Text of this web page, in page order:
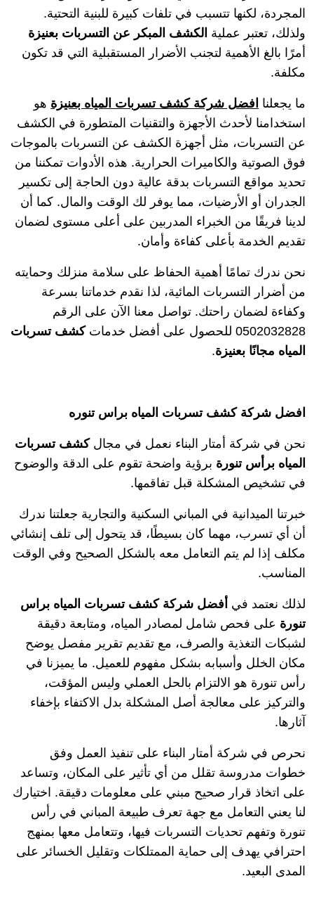
المجردة، لكنها تتسبب في تلفات كبيرة للبنية التحتية.
ولذلك، تعتبر عملية الكشف المبكر عن التسربات بعنيزة
أمرًا بالغ الأهمية لتجنب الأضرار المستقبلية التي قد تكون
مكلفة.
ما يجعلنا افضل شركة كشف تسربات المياه بعنيزة هو
استخدامنا لأحدث الأجهزة والتقنيات المتطورة في الكشف
عن التسربات، مثل أجهزة الكشف عن التسربات بالموجات
فوق الصوتية والكاميرات الحرارية. هذه الأدوات تمكننا من
تحديد مواقع التسربات بدقة عالية دون الحاجة إلى تكسير
الجدران أو الأرضيات، مما يوفر لك الوقت والمال. كما أن
لدينا فريقًا من الخبراء المدربين على أعلى مستوى لضمان
تقديم الخدمة بأعلى كفاءة وأمان.
نحن ندرك تمامًا أهمية الحفاظ على سلامة منزلك وحمايته
من أضرار التسربات المائية، لذا نقدم خدماتنا بسرعة
وكفاءة لضمان راحتك. تواصل معنا الآن على الرقم
0502032828 للحصول على أفضل خدمات
كشف تسربات
المياه مجانًا بعنيزة.
افضل شركة كشف تسربات المياه براس تنوره
نحن في شركة أمتار البناء نعمل في مجالكشف تسربات
المياه برأس تنورة برؤية واضحة تقوم على الدقة والوضوح
في تشخيص المشكلة قبل تفاقمها.
خبرتنا الميدانية في المباني السكنية والتجارية جعلتنا ندرك
أن أي تسرب، مهما كان بسيطًا، قد يتحول إلى تلف إنشائي
مكلف إذا لم يتم التعامل معه بالشكل الصحيح وفي الوقت
المناسب.
لذلك نعتمد في أفضل شركة كشف تسربات المياه براس
تنورة على فحص شامل لمصادر المياه، ومتابعة دقيقة
لشبكات التغذية والصرف، مع تقديم تقرير مفصل يوضح
مكان الخلل وأسبابه بشكل مفهوم للعميل. ما يميزنا في
رأس تنورة هو الالتزام بالحل العملي وليس المؤقت،
والتركيز على معالجة أصل المشكلة بدل الاكتفاء بإخفاء
آثارها.
نحرص في شركة أمتار البناء على تنفيذ العمل وفق
خطوات مدروسة تقلل من أي تأثير على المكان، وتساعد
على اتخاذ قرار صحيح مبني على معلومات دقيقة. اختيارك
لنا يعني التعامل مع جهة تعرف طبيعة المباني في رأس
تنورة وتفهم تحديات التسربات فيها، وتتعامل معها بمنهج
احترافي يهدف إلى حماية الممتلكات وتقليل الخسائر على
المدى البعيد.